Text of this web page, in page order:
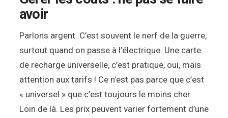
avoir
Parlons argent. C’est souvent le nerf de la guerre,
surtout quand on passe à l’électrique. Une carte
de recharge universelle, c’est pratique, oui, mais
attention aux tarifs ! Ce n’est pas parce que c’est
« universel » que c’est toujours le moins cher.
Loin de là. Les prix peuvent varier fortement d’une